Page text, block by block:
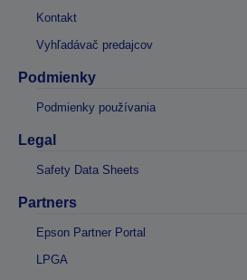
Kontakt
Vyhľadávač predajcov
Podmienky
Podmienky používania
Legal
Safety Data Sheets
Partners
Epson Partner Portal
LPGA